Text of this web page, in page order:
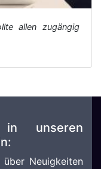
allen zugängig
unseren
Neuigkeiten